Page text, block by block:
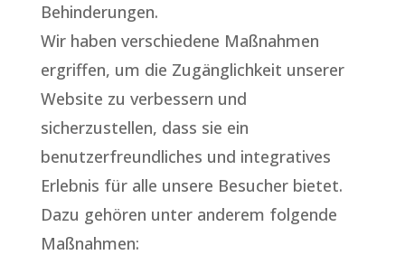
Behinderungen.
Wir haben verschiedene Maßnahmen
ergriffen, um die Zugänglichkeit unserer
Website zu verbessern und
sicherzustellen, dass sie ein
benutzerfreundliches und integratives
Erlebnis für alle unsere Besucher bietet.
Dazu gehören unter anderem folgende
Maßnahmen: